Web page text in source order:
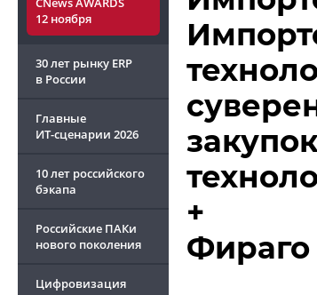
12 ноября
30 лет рынку ERP
в России
Главные
ИТ-сценарии 2026
10 лет российского
бэкапа
Российские ПАКи
нового поколения
Цифровизация
+